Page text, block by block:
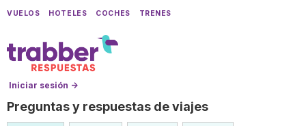
VUELOS HOTELES COCHES TRENES
Iniciar sesión →
Preguntas y respuestas de viajes